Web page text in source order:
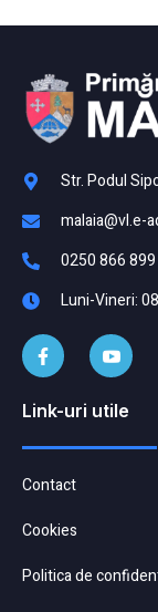
Str. Podul
malaia@vl.e-
0250 866 899
Luni-Vineri:
Link-uri utile
Contact
Cookies
Politica de